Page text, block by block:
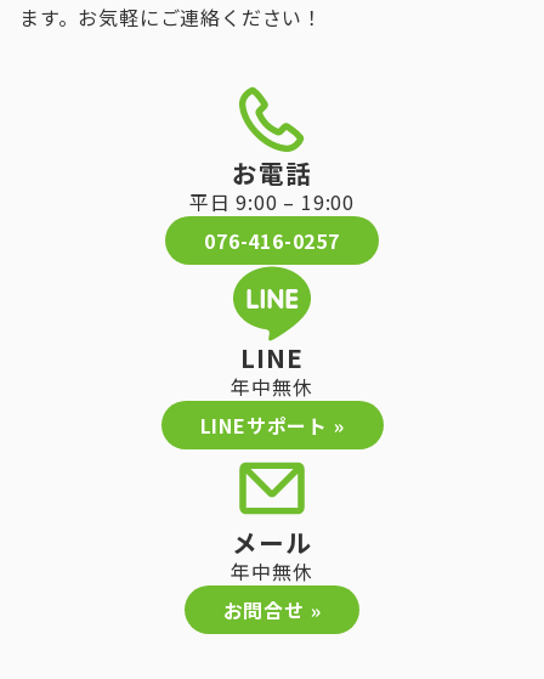
ます。お気軽にご連絡ください！
お電話
平日 9:00 – 19:00
076-416-0257
LINE
年中無休
LINEサポート »
メール
年中無休
お問合せ »